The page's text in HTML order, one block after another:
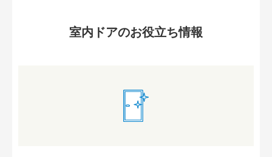
室内ドアのお役立ち情報